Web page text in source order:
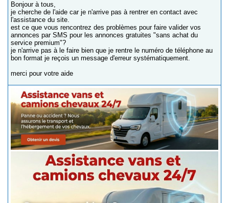
Bonjour à tous,
je cherche de l'aide car je n'arrive pas à rentrer en contact avec
l'assistance du site.
est ce que vous rencontrez des problèmes pour faire valider vos
annonces par SMS pour les annonces gratuites "sans achat du
service premium"?
je n'arrive pas à le faire bien que je rentre le numéro de téléphone au
bon format je reçois un message d'erreur systématiquement.
merci pour votre aide